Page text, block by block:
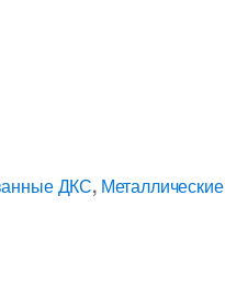
ДКС, Металлические